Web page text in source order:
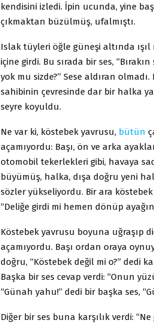
kendisini izledi. İpin ucunda, yine
çıkmaktan büzülmüş, ufalmıştı.
Islak tüyleri öğle güneşi altında ışıl
içine girdi. Bu sırada bir ses,
yok mu sizde?” Sese aldıran
sahibinin çevresinde dar bir halka
seyre koyuldu.
Ne var ki, köstebek yavrusu, bütün
açamıyordu: Başı, ön ve arka
otomobil tekerlekleri gibi, havaya
büyümüş, halka, dışa doğru yeni
sözler yükseliyordu. Bir ara
“Deliğe girdi mi hemen dönüp
Köstebek yavrusu boyuna uğraşıp
açamıyordu. Başı ordan oraya
doğru, “Köstebek değil mi o?” dedi
Başka bir ses cevap verdi: “Onun
“Günah yahu!” dedi bir başka ses,
Diğer bir ses buna karşılık verdi: